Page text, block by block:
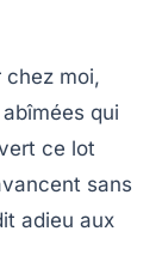
chez moi,
qui
ce lot
sans
adieu aux